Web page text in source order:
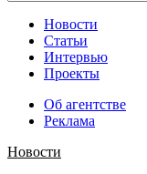
Новости
Статьи
Интервью
Проекты
Об агентстве
Реклама
Новости